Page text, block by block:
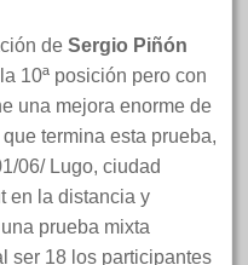
deSergio Piñón
10ª posición pero con
una mejora enorme de
termina esta prueba,
06/ Lugo, ciudad
en la distancia y
prueba mixta
ser 18 los participantes